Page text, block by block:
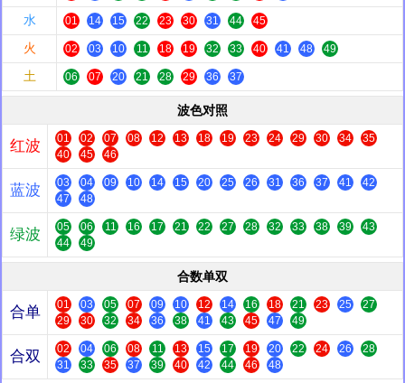
水 01 14 15 22 23 30 31 44 45
火 02 03 10 11 18 19 32 33 40 41 48 49
土 06 07 20 21 28 29 36 37
波色对照
红波 01 02 07 08 12 13 18 19 23 24 29 30 34
35
40
45 46
蓝波 03 04 09 10 14 15 20 25 26 31 36 37 41
42
47
48
绿波 05 06 11 16 17 21 22 27 28 32 33 38 39
43
44
49
合数单双
合单 01 03 05 07 09 10 12 14 16 18 21 23 25
27
29
30 32 34 36 38 41 43 45 47 49
合双 02 04 06 08 11 13 15 17 19 20 22 24 26
28
31
33 35 37 39 40 42 44 46 48